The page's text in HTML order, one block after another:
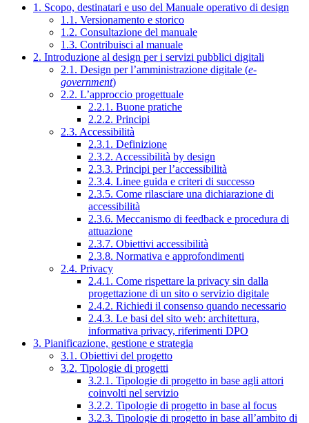
1. Scopo, destinatari e uso del Manuale operativo di design
1.1. Versionamento e storico
1.2. Consultazione del manuale
1.3. Contribuisci al manuale
2. Introduzione al design per i servizi pubblici digitali
2.1. Design per l’amministrazione digitale (e-
government)
2.2. L’approccio progettuale
2.2.1. Buone pratiche
2.2.2. Principi
2.3. Accessibilità
2.3.1. Definizione
2.3.2. Accessibilità by design
2.3.3. Principi per l’accessibilità
2.3.4. Linee guida e criteri di successo
2.3.5. Come rilasciare una dichiarazione di
accessibilità
2.3.6. Meccanismo di feedback e procedura di
attuazione
2.3.7. Obiettivi accessibilità
2.3.8. Normativa e approfondimenti
2.4. Privacy
2.4.1. Come rispettare la privacy sin dalla
progettazione di un sito o servizio digitale
2.4.2. Richiedi il consenso quando necessario
2.4.3. Le basi del sito web: architettura,
informativa privacy, riferimenti DPO
3. Pianificazione, gestione e strategia
3.1. Obiettivi del progetto
3.2. Tipologie di progetti
3.2.1. Tipologie di progetto in base agli attori
coinvolti nel servizio
3.2.2. Tipologie di progetto in base al focus
3.2.3. Tipologie di progetto in base all’ambito di